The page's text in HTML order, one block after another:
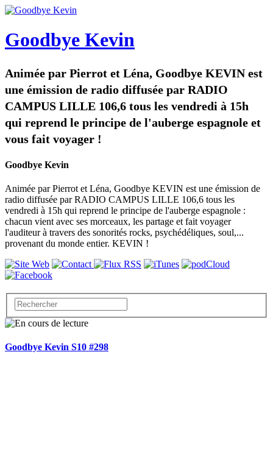
Goodbye Kevin
Animée par Pierrot et Léna, Goodbye KEVIN est
une émission de radio diffusée par RADIO
CAMPUS LILLE 106,6 tous les vendredi à 15h
qui reprend le principe de l'auberge espagnole et
vous fait voyager !
Goodbye Kevin
Animée par Pierrot et Léna, Goodbye KEVIN est une émission de
radio diffusée par RADIO CAMPUS LILLE 106,6 tous les
vendredi à 15h qui reprend le principe de l'auberge espagnole :
chacun vient avec ses morceaux, les partage et fait voyager
l'auditeur à travers des sonorités rocks, psychédéliques, soul,...
provenant du monde entier. KEVIN !
Goodbye Kevin S10 #298